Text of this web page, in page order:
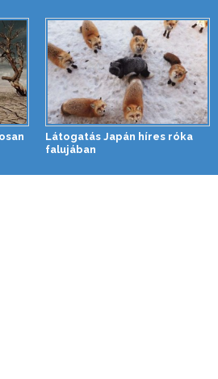
Látogatás Japán híres róka
falujában